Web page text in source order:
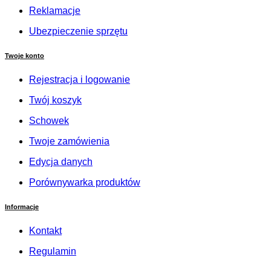
Reklamacje
Ubezpieczenie sprzętu
Twoje konto
Rejestracja i logowanie
Twój koszyk
Schowek
Twoje zamówienia
Edycja danych
Porównywarka produktów
Informacje
Kontakt
Regulamin